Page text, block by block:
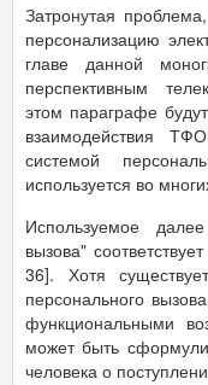
Затронутая
персонализацию
главе данной
перспективным
этом параграфе
взаимодействия
системой
используется во
Используемое
вызова"
36]. Хотя
персонального
функциональными
может быть
человека о